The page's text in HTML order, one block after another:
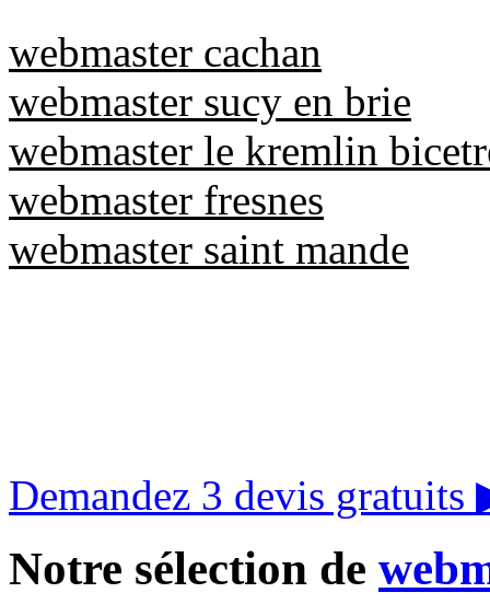
webmaster cachan
webmaster sucy en brie
webmaster le kremlin
webmaster fresnes
webmaster saint mande
Demandez 3 devis gratuits
Notre sélection de